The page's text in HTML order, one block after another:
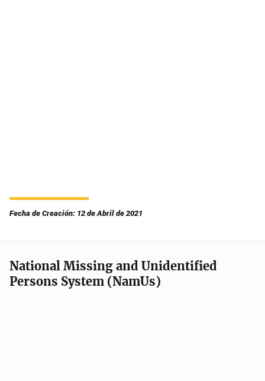
Fecha de Creación: 12 de Abril de 2021
National Missing and Unidentified
Persons System (NamUs)